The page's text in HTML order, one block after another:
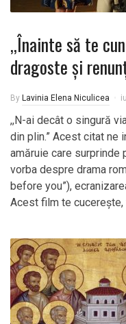
,,Înainte să te
dragoste şi
By Lavinia Elena Niculicea
,,N-ai decât o singură
din plin.” Acest citat ne
amăruie care surprinde
vorba despre drama
before you”),
Acest film te cucereşte,